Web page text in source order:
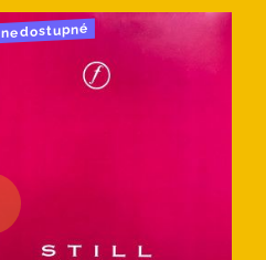
nedostupné